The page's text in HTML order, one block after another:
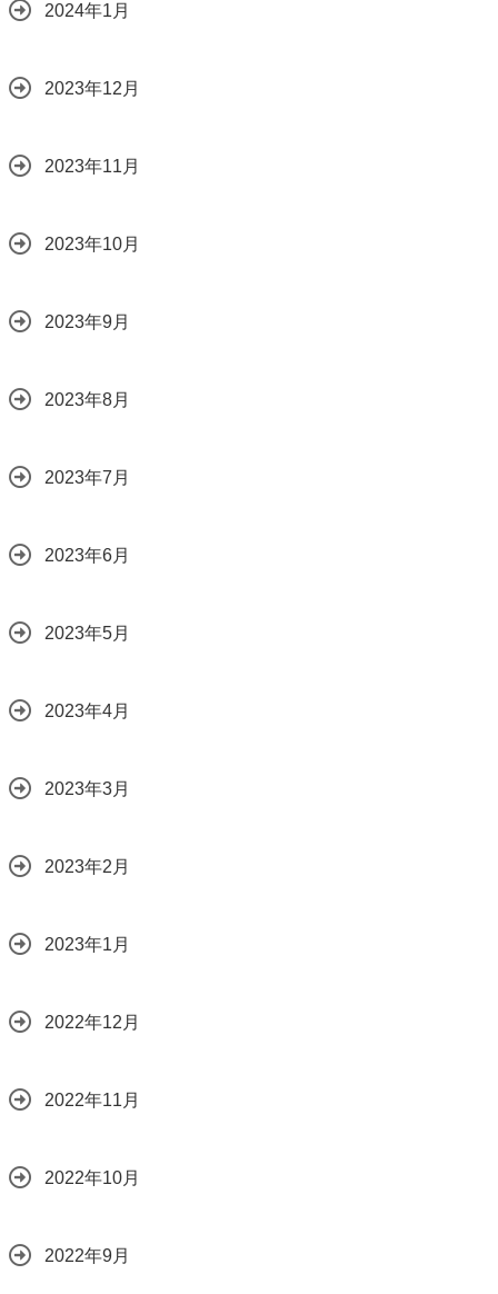
2024年1月
2023年12月
2023年11月
2023年10月
2023年9月
2023年8月
2023年7月
2023年6月
2023年5月
2023年4月
2023年3月
2023年2月
2023年1月
2022年12月
2022年11月
2022年10月
2022年9月